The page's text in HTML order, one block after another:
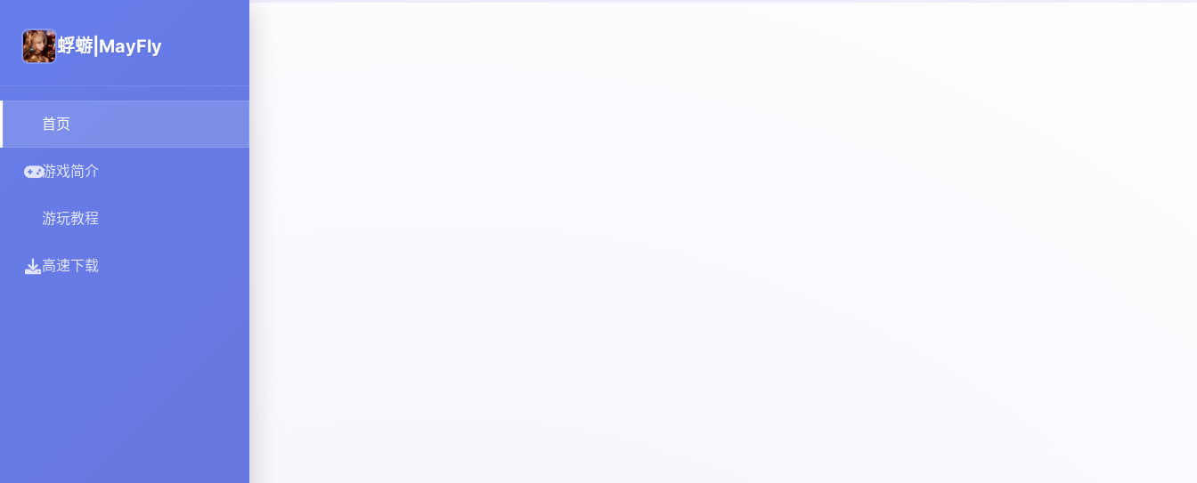
蜉蝣|MayFly
首页
游戏简介
游玩教程
高速下载